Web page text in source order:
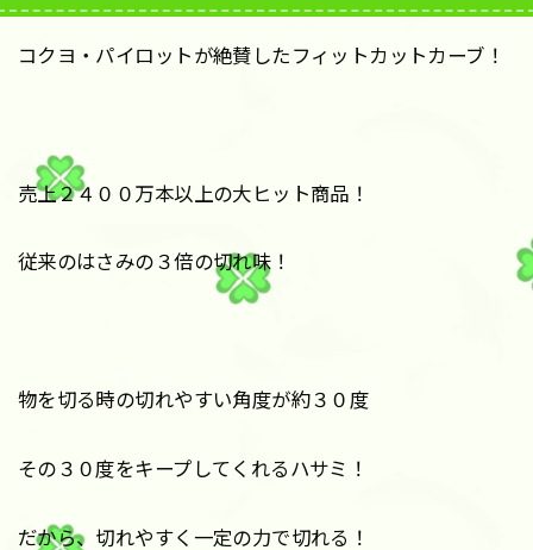
コクヨ・パイロットが絶賛したフィットカットカーブ！
売上２４００万本以上の大ヒット商品！
従来のはさみの３倍の切れ味！
物を切る時の切れやすい角度が約３０度
その３０度をキープしてくれるハサミ！
だから、切れやすく一定の力で切れる！